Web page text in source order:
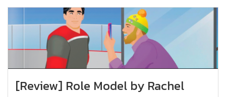
[Review] Role Model by Rachel